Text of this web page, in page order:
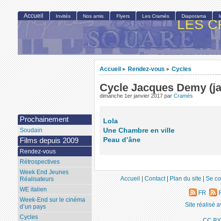
LES
Accueil > Rendez-vous > Cycles
Cycle Jacques Demy
dimanche 1er janvier 2017 par Cramés
Lola
Une Chambre en ville
Peau d’âne
Accueil Invités Nos amis Flyers Les Cramés Diaporama
Prochainement
Soudain
Films depuis 2009
Rendez-vous
Rétrospectives
Week End Jeunes
Réalisateurs
WE italien
Week-End sur le cinéma
d’un pays
Cycles
Accueil|Contact|Plan du site|Se
FR
Site réalisé